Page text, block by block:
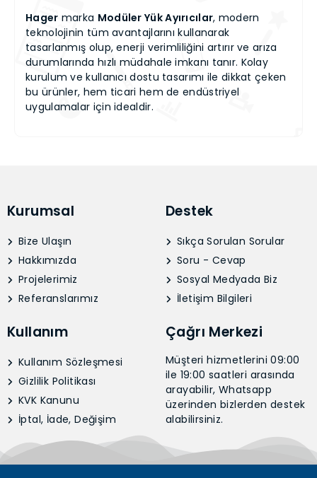
Hager marka Modüler Yük Ayırıcılar, modern
teknolojinin tüm avantajlarını kullanarak
tasarlanmış olup, enerji verimliliğini artırır ve arıza
durumlarında hızlı müdahale imkanı tanır. Kolay
kurulum ve kullanıcı dostu tasarımı ile dikkat çeken
bu ürünler, hem ticari hem de endüstriyel
uygulamalar için idealdir.
Kurumsal
Bize Ulaşın
Hakkımızda
Projelerimiz
Referanslarımız
Destek
Sıkça Sorulan Sorular
Soru - Cevap
Sosyal Medyada Biz
İletişim Bilgileri
Kullanım
Kullanım Sözleşmesi
Gizlilik Politikası
KVK Kanunu
İptal, İade, Değişim
Çağrı Merkezi
Müşteri hizmetlerini 09:00
ile 19:00 saatleri arasında
arayabilir, Whatsapp
üzerinden bizlerden destek
alabilirsiniz.